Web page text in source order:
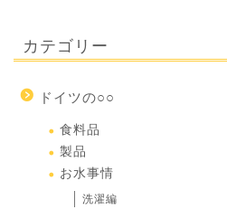
カテゴリー
ドイツの○○
食料品
製品
お水事情
洗濯編